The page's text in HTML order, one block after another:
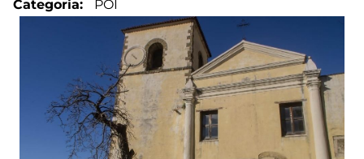
Categoria POI